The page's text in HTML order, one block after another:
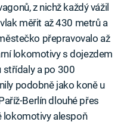
z nichž každý vážil
měřit až 430 metrů a
přepravovalo až
lokomotivy s dojezdem
střídaly a po 300
podobně jako koně u
Berlín dlouhé přes
lokomotivy alespoň